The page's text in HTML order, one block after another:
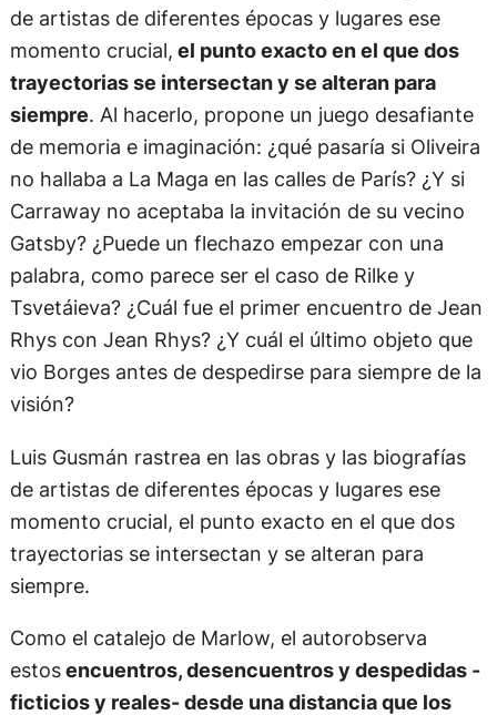
de artistas de diferentes épocas y lugares ese
momento crucial, el punto exacto en el que dos
trayectorias se intersectan y se alteran para
siempre. Al hacerlo, propone un juego desafiante
de memoria e imaginación: ¿qué pasaría si Oliveira
no hallaba a La Maga en las calles de París? ¿Y si
Carraway no aceptaba la invitación de su vecino
Gatsby? ¿Puede un flechazo empezar con una
palabra, como parece ser el caso de Rilke y
Tsvetáieva? ¿Cuál fue el primer encuentro de Jean
Rhys con Jean Rhys? ¿Y cuál el último objeto que
vio Borges antes de despedirse para siempre de la
visión?
Luis Gusmán rastrea en las obras y las biografías
de artistas de diferentes épocas y lugares ese
momento crucial, el punto exacto en el que dos
trayectorias se intersectan y se alteran para
siempre.
Como el catalejo de Marlow, el autorobserva
estosencuentros, desencuentros y despedidas -
ficticios y reales- desde una distancia que los